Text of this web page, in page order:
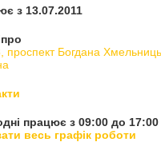
з 13.07.2011
проспект Богдана
працює з 09:00 до 17:00
весь графік роботи